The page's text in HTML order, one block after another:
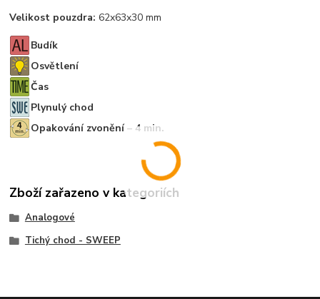
Velikost pouzdra: 62x63x30 mm
Budík
Osvětlení
Čas
Plynulý chod
Opakování zvonění – 4 min.
Zboží zařazeno v kategoriích
Analogové
Tichý chod - SWEEP